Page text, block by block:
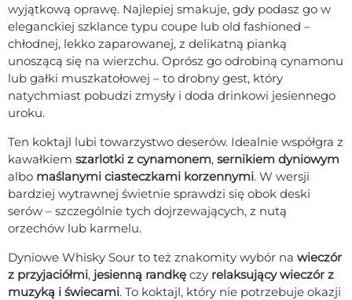
wyjątkową oprawę. Najlepiej smakuje, gdy podasz go w
eleganckiej szklance typu coupe lub old fashioned –
chłodnej, lekko zaparowanej, z delikatną pianką
unoszącą się na wierzchu. Oprósz go odrobiną cynamonu
lub gałki muszkatołowej – to drobny gest, który
natychmiast pobudzi zmysły i doda drinkowi jesiennego
uroku.
Ten koktajl lubi towarzystwo deserów. Idealnie współgra z
kawałkiem szarlotki z cynamonem, sernikiem dyniowym
albo maślanymi ciasteczkami korzennymi. W wersji
bardziej wytrawnej świetnie sprawdzi się obok deski
serów – szczególnie tych dojrzewających, z nutą
orzechów lub karmelu.
Dyniowe Whisky Sour to też znakomity wybór na wieczór
z przyjaciółmi, jesienną randkę czy relaksujący wieczór z
muzyką i świecami. To koktajl, który nie potrzebuje okazji